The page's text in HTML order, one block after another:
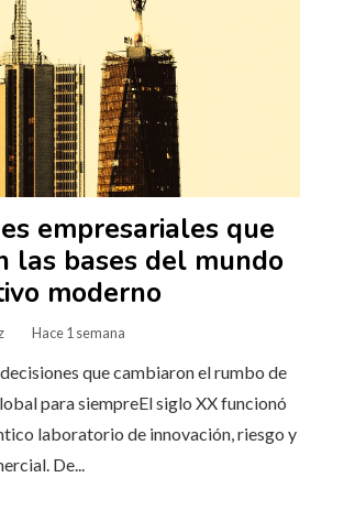
empresariales que
las bases del mundo
moderno
Hace 1 semana
que cambiaron el rumbo de
para siempreEl siglo XX funcionó
laboratorio de innovación, riesgo y
De...